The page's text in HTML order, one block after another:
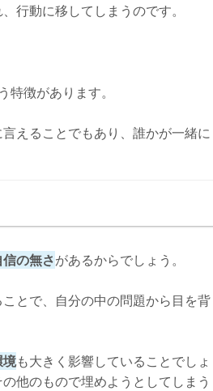
行動に移してしまうのです。
特徴があります。
えることでもあり、誰かが一緒に
の無さがあるからでしょう。
とで、自分の中の問題から目を背
境も大きく影響していることでしょ
他のもので埋めようとしてしまう